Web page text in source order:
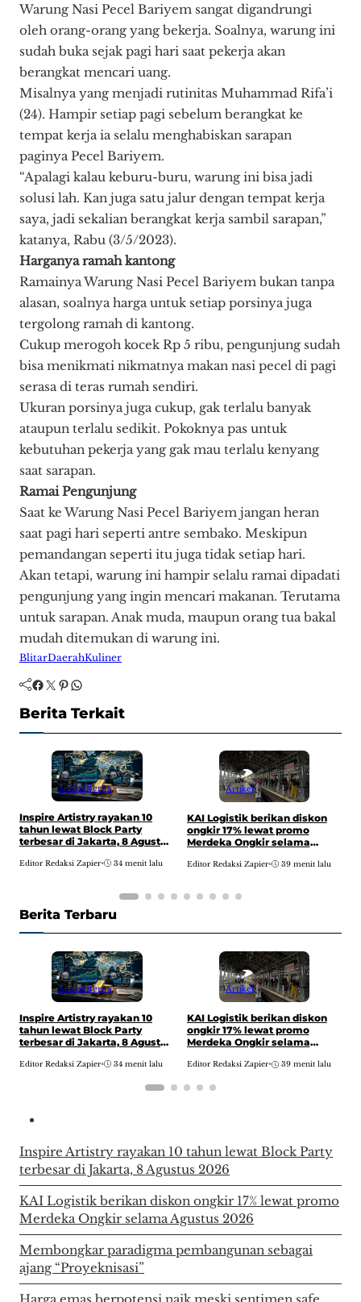
Warung Nasi Pecel Bariyem sangat digandrungi
oleh orang-orang yang bekerja. Soalnya, warung ini
sudah buka sejak pagi hari saat pekerja akan
berangkat mencari uang.
Misalnya yang menjadi rutinitas Muhammad Rifa’i
(24). Hampir setiap pagi sebelum berangkat ke
tempat kerja ia selalu menghabiskan sarapan
paginya Pecel Bariyem.
“Apalagi kalau keburu-buru, warung ini bisa jadi
solusi lah. Kan juga satu jalur dengan tempat kerja
saya, jadi sekalian berangkat kerja sambil sarapan,”
katanya, Rabu (3/5/2023).
Harganya ramah kantong
Ramainya Warung Nasi Pecel Bariyem bukan tanpa
alasan, soalnya harga untuk setiap porsinya juga
tergolong ramah di kantong.
Cukup merogoh kocek Rp 5 ribu, pengunjung sudah
bisa menikmati nikmatnya makan nasi pecel di pagi
serasa di teras rumah sendiri.
Ukuran porsinya juga cukup, gak terlalu banyak
ataupun terlalu sedikit. Pokoknya pas untuk
kebutuhan pekerja yang gak mau terlalu kenyang
saat sarapan.
Ramai Pengunjung
Saat ke Warung Nasi Pecel Bariyem jangan heran
saat pagi hari seperti antre sembako. Meskipun
pemandangan seperti itu juga tidak setiap hari.
Akan tetapi, warung ini hampir selalu ramai dipadati
pengunjung yang ingin mencari makanan. Terutama
untuk sarapan. Anak muda, maupun orang tua bakal
mudah ditemukan di warung ini.
BlitarDaerahKuliner
Facebook Twitter Pinterest WhatsApp
Berita Terkait
ArtikelBerita
Inspire Artistry rayakan 10
tahun lewat Block Party
terbesar di Jakarta, 8 Agustus
Editor Redaksi Zapier• 34 menit lalu
Artikel
KAI Logistik berikan diskon
ongkir 17% lewat promo
Merdeka Ongkir selama
Editor Redaksi Zapier• 39 menit lalu
Berita Terbaru
ArtikelBerita
Inspire Artistry rayakan 10
tahun lewat Block Party
terbesar di Jakarta, 8 Agustus
Editor Redaksi Zapier• 34 menit lalu
Artikel
KAI Logistik berikan diskon
ongkir 17% lewat promo
Merdeka Ongkir selama
Editor Redaksi Zapier• 39 menit lalu
Inspire Artistry rayakan 10 tahun lewat Block Party
terbesar di Jakarta, 8 Agustus 2026
KAI Logistik berikan diskon ongkir 17% lewat promo
Merdeka Ongkir selama Agustus 2026
Membongkar paradigma pembangunan sebagai
ajang “Proyeknisasi”